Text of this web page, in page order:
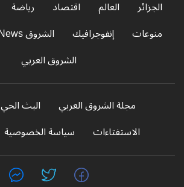
الجزائر العالم اقتصاد رياضة
منوعات
إنفوجرافيك الشروق News
الشروق العربي
مجلة الشروق العربي البث الحي
الاستفتاءات
سياسة الخصوصية